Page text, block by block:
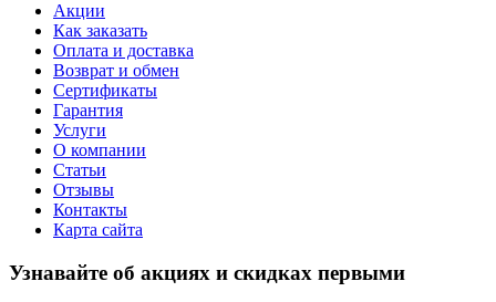
Акции
Как заказать
Оплата и доставка
Возврат и обмен
Сертификаты
Гарантия
Услуги
О компании
Статьи
Отзывы
Контакты
Карта сайта
Узнавайте об акциях и скидках первыми